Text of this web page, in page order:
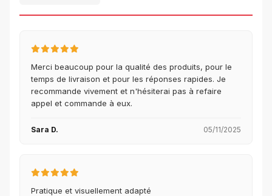
Merci beaucoup pour la qualité des produits, pour le
temps de livraison et pour les réponses rapides. Je
recommande vivement et n'hésiterai pas à refaire
appel et commande à eux.
Sara D. 05/11/2025
Pratique et visuellement adapté